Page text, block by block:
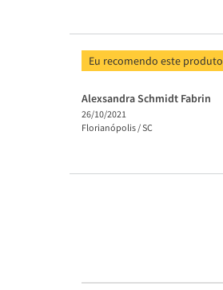
Eu recomendo este produto
Alexsandra Schmidt Fabrin
26/10/2021
Florianópolis /SC